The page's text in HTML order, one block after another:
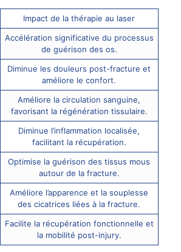
Impact de la thérapie au laser
Accélération significative du processus
de guérison des os.
Diminue les douleurs post-fracture et
améliore le confort.
Améliore la circulation sanguine,
favorisant la régénération tissulaire.
Diminue l’inflammation localisée,
facilitant la récupération.
Optimise la guérison des tissus mous
autour de la fracture.
Améliore l’apparence et la souplesse
des cicatrices liées à la fracture.
Facilite la récupération fonctionnelle et
la mobilité post-injury.